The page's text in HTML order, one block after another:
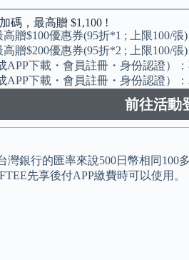
碼，最高贈 $1,100 !
贈$100優惠券(95折*1 ; 上限100/張)
贈$200優惠券(95折*2 ; 上限100/張)
APP下載・會員註冊・身份認證）
APP下載・會員註冊・身份認證）
前往活動
銀行的匯率來說500日幣相同100多
先享後付APP繳費時可以使用。